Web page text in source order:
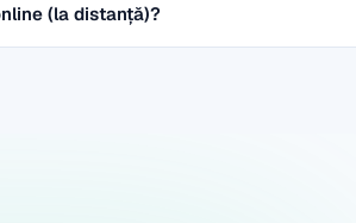
(la distanță)?